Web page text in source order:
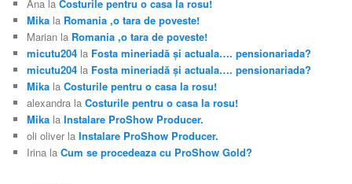
Ana laCosturile pentru o casa la rosu!
Mika la Romania ,o tara de poveste!
Marian la Romania ,o tara de poveste!
micutu204 la Fosta mineriadă şi actuala…. pensionariada?
micutu204 la Fosta mineriadă şi actuala…. pensionariada?
Mika laCosturile pentru o casa la rosu!
alexandra laCosturile pentru o casa la rosu!
Mika laInstalare ProShow Producer.
oli oliver laInstalare ProShow Producer.
Irina laCum se procedeaza cu ProShow Gold?